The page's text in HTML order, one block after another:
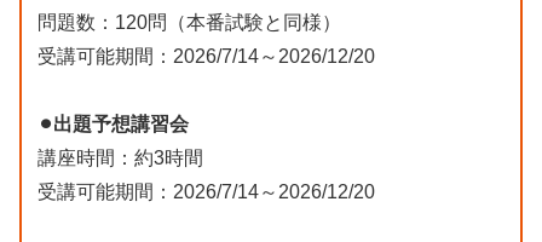
問題数：120問（本番試験と同様）
受講可能期間：2026/7/14～2026/12/20
⚫︎出題予想講習会
講座時間：約3時間
受講可能期間：2026/7/14～2026/12/20